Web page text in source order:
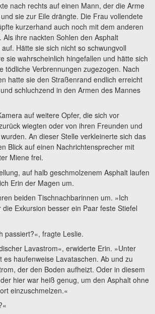
nach rechts auf einen Mann, der die Arme
sie zur Eile drängte. Die Frau vollendete
kurzerhand auch noch mit dem anderen
ihre nackten Sohlen den Asphalt
Hätte sie sich nicht so schwungvoll
sie wahrscheinlich hingefallen und hätte sich
tödliche Verbrennungen zugezogen. Nach
hatte sie den Straßenrand endlich erreicht
schluchzend in den Armen des Mannes
auf weitere Opfer, die sich vor
wiegten oder von ihren Freunden und
An dieser Stelle verkleinerte sich das
Blick auf einen Nachrichtensprecher mit
Miene frei.
auf halb geschmolzenem Asphalt laufen
Erin der Magen um.
beiden Tischnachbarinnen um. »Ich
Exkursion besser ein Paar feste Stiefel
passiert?«, fragte Leslie.
Lavastrom«, erwiderte Erin. »Unter
es haufenweise Lavataschen. Ab und zu
der den Boden aufheizt. Oder in diesem
hier war heiß genug, um den Asphalt ohne
einzuschmelzen.«